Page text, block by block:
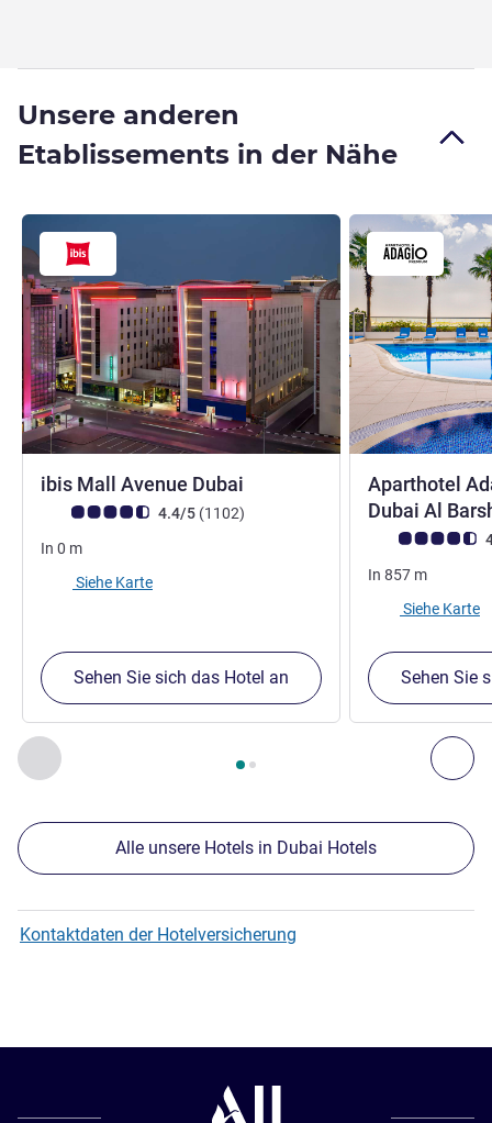
Unsere anderen
Etablissements in der Nähe
Zurück - Unsere anderen Etablissements in der Nähe
Seite , Unsere anderen Etablissements in der Nähe
ibis Mall Avenue Dubai
Note Kundenmeinungen (Bewertung ALL)
4.4/5 (1102Bewertungen
)
In 0 m
Siehe Karte
Sehen Sie sich das Hotel an
Aparthotel
Dubai Al
Note
In 857 m
Siehe Karte
Sehen Sie
Alle unsere Hotels in Dubai Hotels
Kontaktdaten der Hotelversicherung